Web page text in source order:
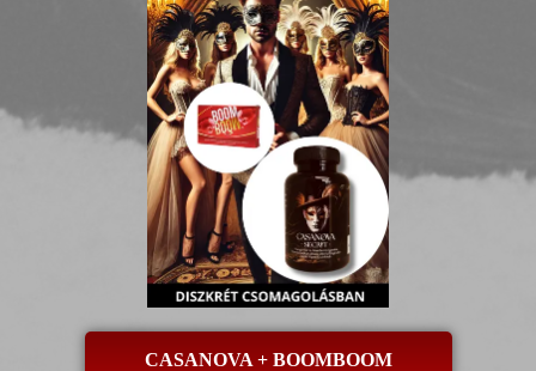
CASANOVA + BOOMBOOM